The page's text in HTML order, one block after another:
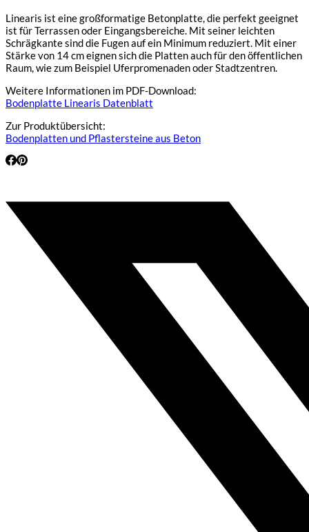
Linearis ist eine großformatige Betonplatte, die perfekt geeignet
ist für Terrassen oder Eingangsbereiche. Mit seiner leichten
Schrägkante sind die Fugen auf ein Minimum reduziert. Mit einer
Stärke von 14 cm eignen sich die Platten auch für den öffentlichen
Raum, wie zum Beispiel Uferpromenaden oder Stadtzentren.
Weitere Informationen im PDF-Download:
Bodenplatte Linearis Datenblatt
Zur Produktübersicht:
Bodenplatten und Pflastersteine aus Beton